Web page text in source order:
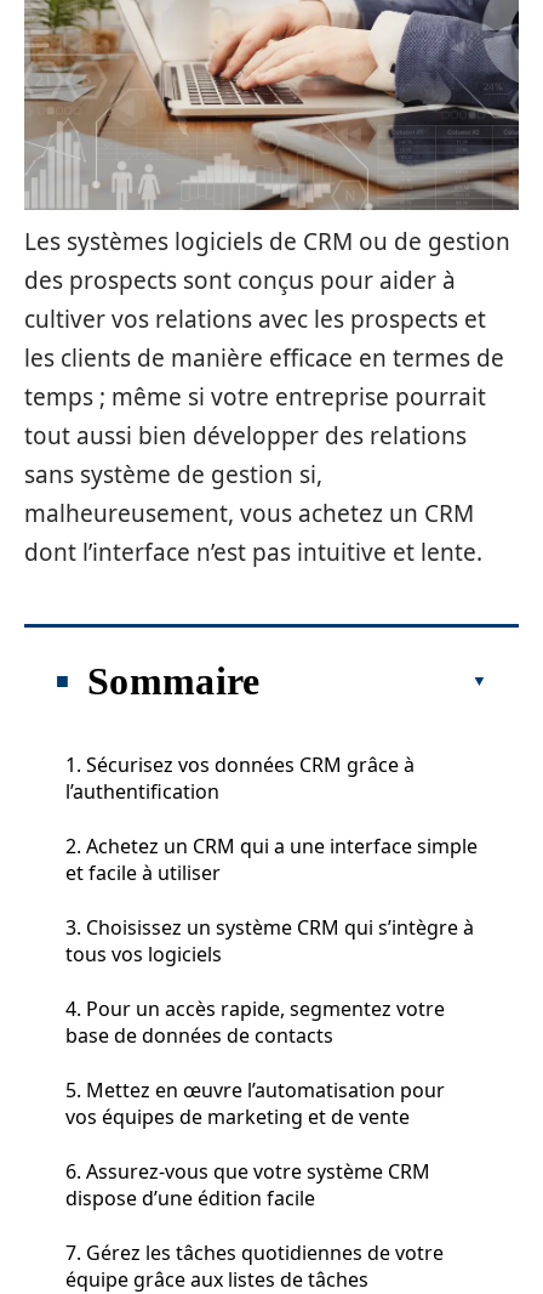
Les systèmes logiciels de CRM ou de gestion
des prospects sont conçus pour aider à
cultiver vos relations avec les prospects et
les clients de manière efficace en termes de
temps ; même si votre entreprise pourrait
tout aussi bien développer des relations
sans système de gestion si,
malheureusement, vous achetez un CRM
dont l’interface n’est pas intuitive et lente.
Sommaire
1. Sécurisez vos données CRM grâce à
l’authentification
2. Achetez un CRM qui a une interface simple
et facile à utiliser
3. Choisissez un système CRM qui s’intègre à
tous vos logiciels
4. Pour un accès rapide, segmentez votre
base de données de contacts
5. Mettez en œuvre l’automatisation pour
vos équipes de marketing et de vente
6. Assurez-vous que votre système CRM
dispose d’une édition facile
7. Gérez les tâches quotidiennes de votre
équipe grâce aux listes de tâches